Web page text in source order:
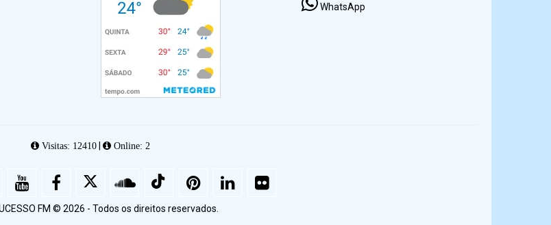
WhatsApp
Visitas: 12410 Online: 2
FM © 2026 - Todos os direitos reservados.